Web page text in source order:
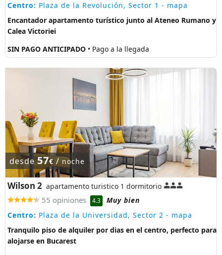
Centro: Plaza de la Revolución, Sector 1 - mapa
Encantador apartamento turístico junto al Ateneo Rumano y
Calea Victoriei
SIN PAGO ANTICIPADO • Pago a la llegada
desde57€/ noche
Wilson 2 apartamento turistico 1 dormitorio
55 opiniones 4.3
Muy bien
Centro: Plaza de la Universidad, Sector 2 - mapa
Tranquilo piso de alquiler por dias en el centro, perfecto para
alojarse en Bucarest